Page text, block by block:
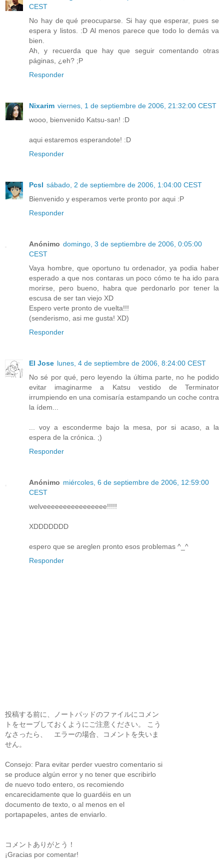
CEST
No hay de qué preocuparse. Si hay que esperar, pues se
espera y listos. :D Al menos parece que todo lo demás va
bien.
Ah, y recuerda que hay que seguir comentando otras
páginas, ¿eh? ;P
Responder
Nixarim viernes, 1 de septiembre de 2006, 21:32:00 CEST
wooo, bienvenido Katsu-san! :D
aqui estaremos esperandote! :D
Responder
Pcsl sábado, 2 de septiembre de 2006, 1:04:00 CEST
Bienvenido y esperamos verte pronto por aqui :P
Responder
Anónimo domingo, 3 de septiembre de 2006, 0:05:00
CEST
Vaya hombre, que oportuno tu ordenador, ya podia haber
esperado a que nos contaras un poco cómo te ha ido para
morirse, pero bueno, habra que perdonarlo por tener la
escusa de ser tan viejo XD
Espero verte pronto de vuelta!!!
(senderismo, asi me gusta! XD)
Responder
El Jose lunes, 4 de septiembre de 2006, 8:24:00 CEST
No sé por qué, pero leyendo la última parte, no he podido
evitar imaginarme a Katsu vestido de Terminator
irrumpiendo en una comisaría estampando un coche contra
la ídem...
... voy a esconderme bajo la mesa, por si acaso, a la
espera de la crónica. ;)
Responder
Anónimo miércoles, 6 de septiembre de 2006, 12:59:00
CEST
welveeeeeeeeeeeeeeee!!!!!
XDDDDDDD
espero que se areglen pronto esos problemas ^_^
Responder
投稿する前に、ノートパッドのファイルにコメン
トをセーブしておくようにご注意ください。 こう
なさったら、 エラーの場合、コメントを失いま
せん。
Consejo: Para evitar perder vuestro comentario si
se produce algún error y no tener que escribirlo
de nuevo todo entero, os recomiendo
encarecidamente que lo guardéis en un
documento de texto, o al menos en el
portapapeles, antes de enviarlo.
コメントありがとう！
¡Gracias por comentar!